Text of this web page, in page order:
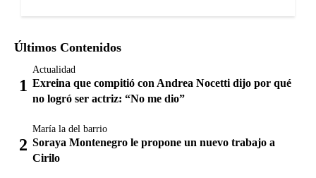
Últimos Contenidos
Actualidad
Exreina que compitió con Andrea Nocetti dijo por qué
no logró ser actriz: “No me dio”
María la del barrio
Soraya Montenegro le propone un nuevo trabajo a
Cirilo